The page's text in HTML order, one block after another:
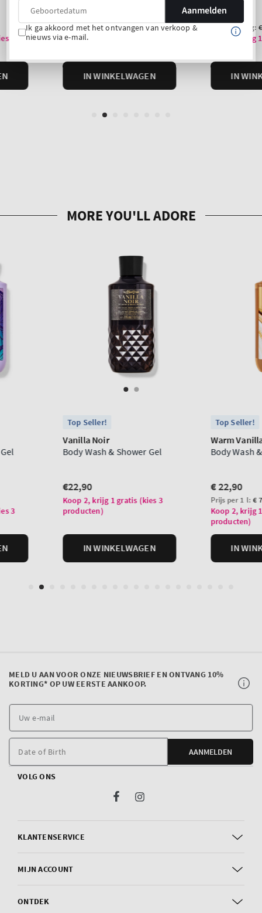
KLANTENSERVICE
MIJN ACCOUNT
ONTDEK
MELD U AAN VOOR ONZE NIEUWSBRIEF EN ONTVANG 10%
KORTING* OP UW EERSTE AANKOOP.
e-
Date of Birth AANMELDEN
VOLG ONS
FacebookInstagram
Aanmelden
Ik ga akkoord met het ontvangen van verkoop &
nieuws via e-mail.